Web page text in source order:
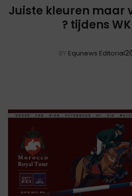
Juiste kleuren maar
? tijdens
BY Equnews Editorial